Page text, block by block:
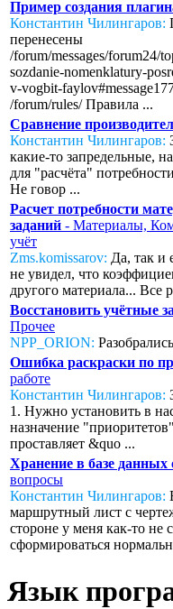
Пример создания
Константин Чилингаров:
перенесены
/forum/messages/forum24/
sozdanie-nomenklatury-
v-vogbit-
/forum/rules/ Правила ...
Сравнение
Константин Чилингаров:
какие-то запредельные,
для "расчёта"
Не говор ...
Расчет потребности
заданий - Материалы,
учёт
Zms.komissarov: Да, так и
не увидел, что
другого материала... Все
Восстановить учётные
Прочее
NPP_ORION:
Ошибка раскраски по
работе
Константин Чилингаров:
1. Нужно установить в
назначение
проставляет &quo ...
Хранение в базе
вопросы
Константин Чилингаров:
маршрутный лист с
стороне у меня как-то не
сформироваться
Язык